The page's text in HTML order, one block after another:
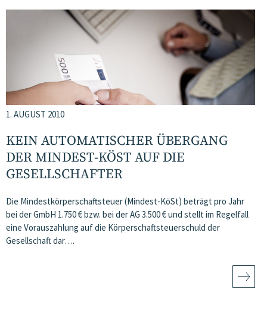
1. AUGUST 2010
KEIN AUTOMATISCHER ÜBERGANG
DER MINDEST-KÖST AUF DIE
GESELLSCHAFTER
Die Mindestkörperschaftsteuer (Mindest-KöSt) beträgt pro Jahr
bei der GmbH 1.750 € bzw. bei der AG 3.500 € und stellt im Regelfall
eine Vorauszahlung auf die Körperschaftsteuerschuld der
Gesellschaft dar….